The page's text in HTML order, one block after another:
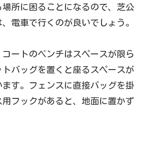
所に困ることになるので、芝公
電車で行くのが良いでしょう。
コートのベンチはスペースが限ら
バッグを置くと座るスペースが
す。フェンスに直接バッグを掛
フックがあると、地面に置かず